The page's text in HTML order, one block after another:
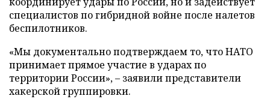
специалистов по гибридной войне после налетов
беспилотников.
«Мы документально подтверждаем то, что НАТО
принимает прямое участие в ударах по
территории России», – заявили представители
хакерской группировки.